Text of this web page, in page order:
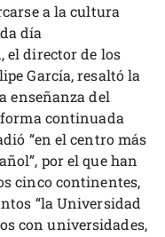
a la cultura
día
el director de los
García, resaltó la
enseñanza del
continuada
“en el centro más
por el que han
cinco continentes,
“la Universidad
con universidades,